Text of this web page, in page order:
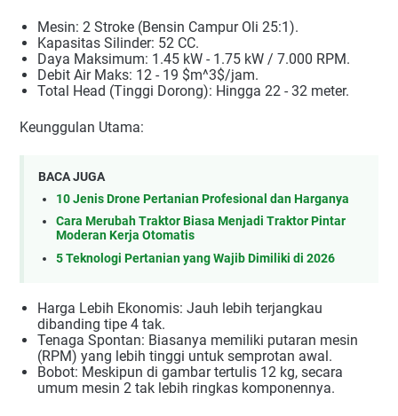
Mesin: 2 Stroke (Bensin Campur Oli 25:1).
Kapasitas Silinder: 52 CC.
Daya Maksimum: 1.45 kW - 1.75 kW / 7.000 RPM.
Debit Air Maks: 12 - 19 $m^3$/jam.
Total Head (Tinggi Dorong): Hingga 22 - 32 meter.
Keunggulan Utama:
BACA JUGA
10 Jenis Drone Pertanian Profesional dan Harganya
Cara Merubah Traktor Biasa Menjadi Traktor Pintar
Moderan Kerja Otomatis
5 Teknologi Pertanian yang Wajib Dimiliki di 2026
Harga Lebih Ekonomis: Jauh lebih terjangkau
dibanding tipe 4 tak.
Tenaga Spontan: Biasanya memiliki putaran mesin
(RPM) yang lebih tinggi untuk semprotan awal.
Bobot: Meskipun di gambar tertulis 12 kg, secara
umum mesin 2 tak lebih ringkas komponennya.